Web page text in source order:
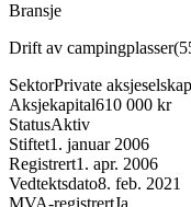
Bransje
Drift av campingplasser(
SektorPrivate
Aksjekapital610 000 kr
StatusAktiv
Stiftet1. januar 2006
Registrert1. apr. 2006
Vedtektsdato8. feb. 2021